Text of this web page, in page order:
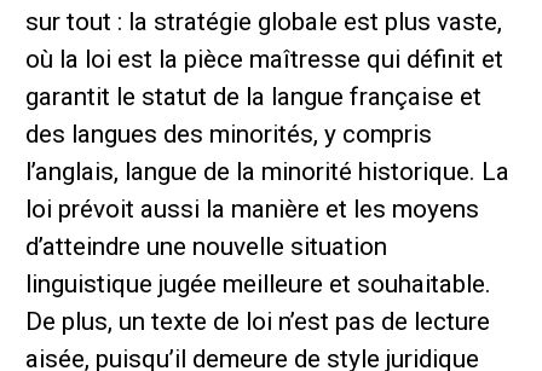
sur tout : la stratégie globale est plus vaste,
où la loi est la pièce maîtresse qui définit et
garantit le statut de la langue française et
des langues des minorités, y compris
l’anglais, langue de la minorité historique. La
loi prévoit aussi la manière et les moyens
d’atteindre une nouvelle situation
linguistique jugée meilleure et souhaitable.
De plus, un texte de loi n’est pas de lecture
aisée, puisqu’il demeure de style juridique